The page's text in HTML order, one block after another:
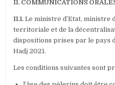
II. COMMUNICATIONS
II.1.Le ministre d’Etat, ministre
territoriale et de la
dispositions prises par le pays
Hadj 2021.
Les conditions suivantes sont